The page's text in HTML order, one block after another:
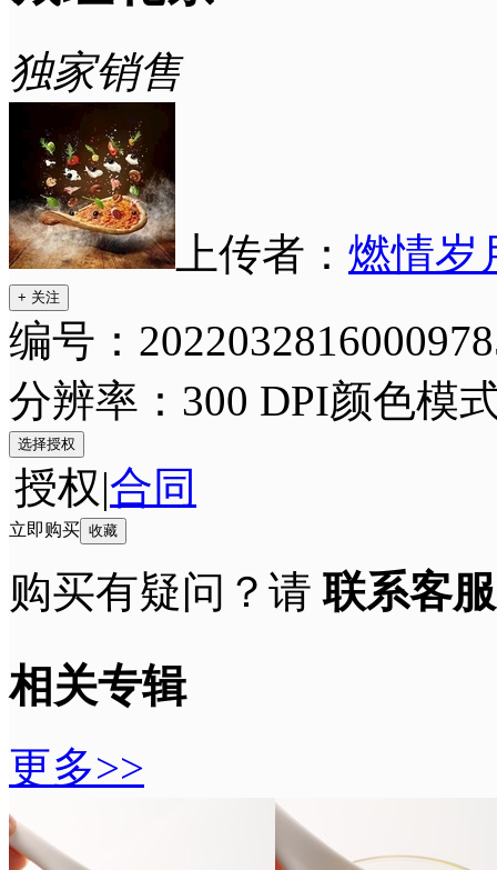
独家销售
上传者： 燃情岁
+ 关注
编号：
分辨率：300 DPI颜色模
选择授权
授权|合同
立即购买 收藏
购买有疑问？请联系客服
相关专辑
更多>>